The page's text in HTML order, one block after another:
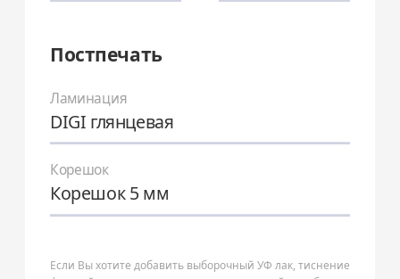
Постпечать
Ламинация
DIGI глянцевая
Корешок
Корешок 5 мм
Если Вы хотите добавить выборочный УФ лак, тиснение